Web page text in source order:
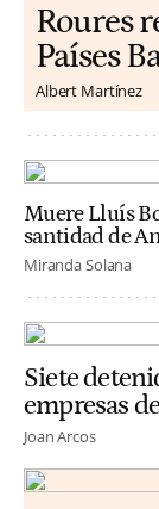
Roures
Países
Albert Martínez
Muere Lluís
santidad de
Miranda Solana
Siete
empresas
Joan Arcos